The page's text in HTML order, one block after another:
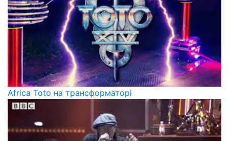
Africa Toto на трансформаторі